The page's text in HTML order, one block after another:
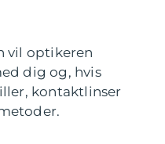
vil optikeren
dig og, hvis
kontaktlinser